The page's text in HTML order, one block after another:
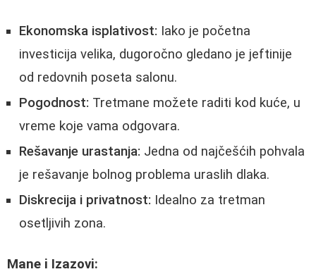
Ekonomska isplativost: Iako je početna
investicija velika, dugoročno gledano je jeftinije
od redovnih poseta salonu.
Pogodnost: Tretmane možete raditi kod kuće, u
vreme koje vama odgovara.
Rešavanje urastanja: Jedna od najčešćih pohvala
je rešavanje bolnog problema uraslih dlaka.
Diskrecija i privatnost: Idealno za tretman
osetljivih zona.
Mane i Izazovi: